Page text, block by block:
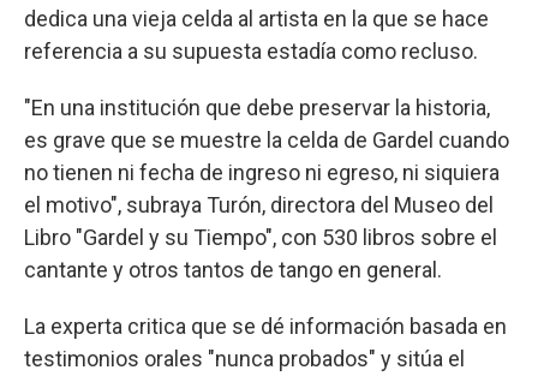
dedica una vieja celda al artista en la que se hace
referencia a su supuesta estadía como recluso.
"En una institución que debe preservar la historia,
es grave que se muestre la celda de Gardel cuando
no tienen ni fecha de ingreso ni egreso, ni siquiera
el motivo", subraya Turón, directora del Museo del
Libro "Gardel y su Tiempo", con 530 libros sobre el
cantante y otros tantos de tango en general.
La experta critica que se dé información basada en
testimonios orales "nunca probados" y sitúa el